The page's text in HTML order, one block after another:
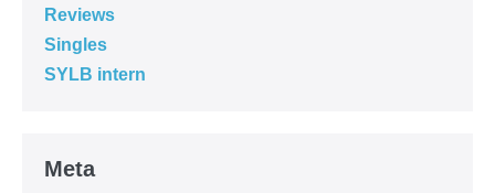
Reviews
Singles
SYLB intern
Meta